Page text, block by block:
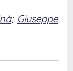
; Giuseppe